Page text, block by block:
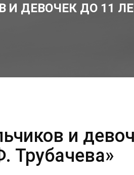
ДЕВОЧЕК ДО 11
и
Трубачева»